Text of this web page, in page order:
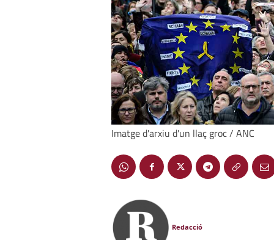
Imatge d'arxiu d'un llaç groc / ANC
Redacció